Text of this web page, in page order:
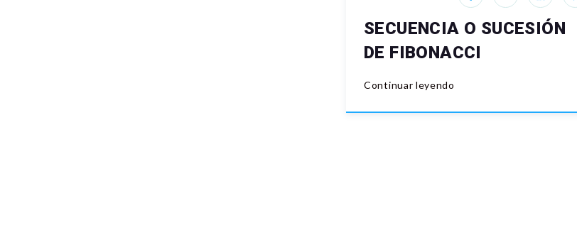
SECUENCIA O SUCESIÓN
DE FIBONACCI
Continuar leyendo